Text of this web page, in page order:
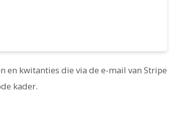
en kwitanties die via de e-mail van Stripe
kader.